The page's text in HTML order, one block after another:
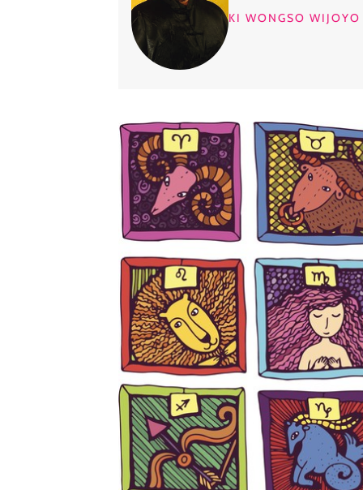
KI WONGSO WIJOYO